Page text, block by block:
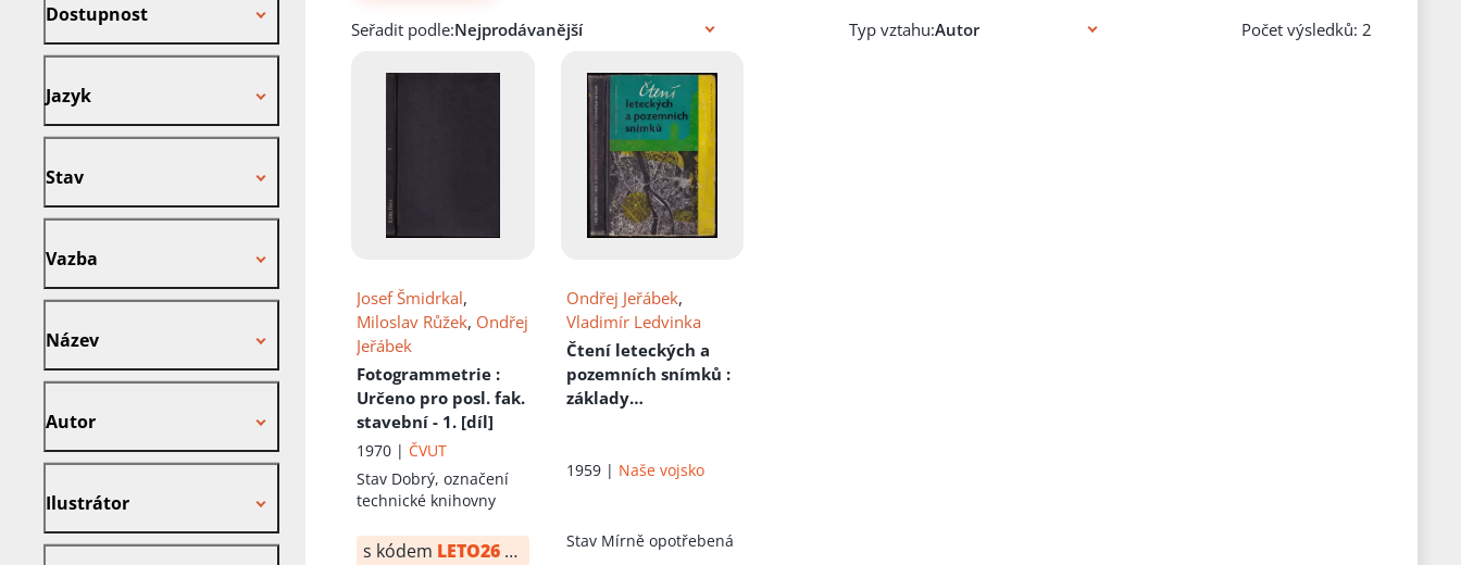
Dostupnost
Jazyk
Stav
Vazba
Název
Autor
Ilustrátor
Knihy autora
Seřadit podle: Typ vztahu: Počet výsledků: 2
Josef Šmidrkal,
Miloslav Růžek, Ondřej
Jeřábek
Fotogrammetrie :
Určeno pro posl. fak.
stavební - 1. [díl]
1970 |ČVUT
Stav Dobrý, označení
technické knihovny
s kódem LETO26 od: 10 Kč
Ondřej Jeřábek,
Vladimír Ledvinka
Čtení leteckých a
pozemních snímků :
základy
1959 | Naše vojsko
Stav Mírně opotřebená